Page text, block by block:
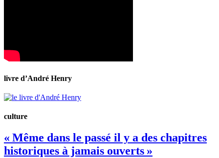
livre d’André Henry
culture
« Même dans le passé il y a des chapitres
historiques à jamais ouverts »